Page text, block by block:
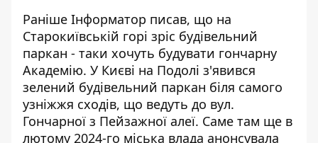
Раніше Інформатор писав, що на
Старокиївській горі зріс будівельний
паркан - таки хочуть будувати гончарну
Академію. У Києві на Подолі з'явився
зелений будівельний паркан біля самого
узніжжя сходів, що ведуть до вул.
Гончарної з Пейзажної алеї. Саме там ще в
лютому 2024-го міська влада анонсувала